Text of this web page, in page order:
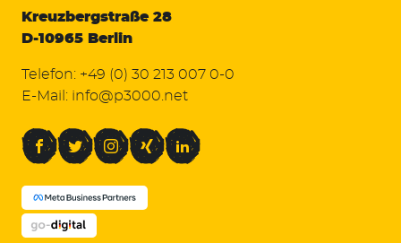
Kreuzbergstraße 28
D-10965 Berlin
Telefon: +49 (0) 30 213 007 0-0
E-Mail: info@p3000.net
FacebookTwitterInstagramXing LinkedIn